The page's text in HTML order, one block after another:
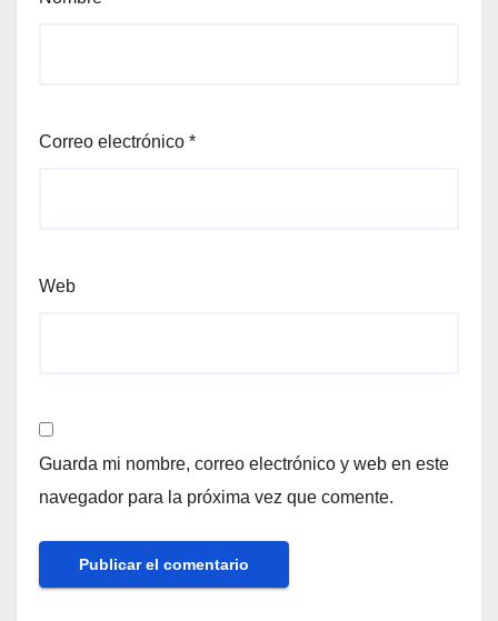
Correo electrónico *
Web
Guarda mi nombre, correo electrónico y web en este
navegador para la próxima vez que comente.